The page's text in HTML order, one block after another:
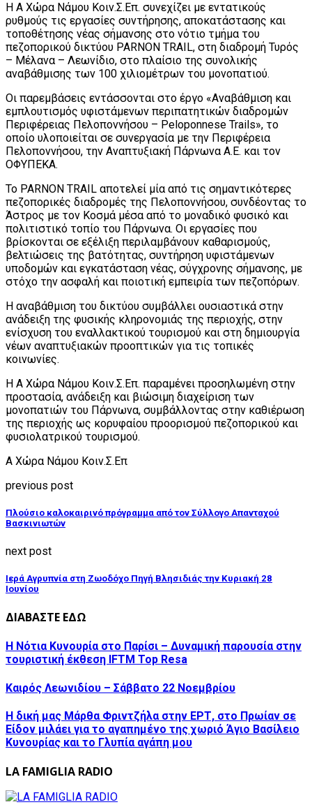
Η Α Χώρα Νάμου Κοιν.Σ.Επ. συνεχίζει με εντατικούς
ρυθμούς τις εργασίες συντήρησης, αποκατάστασης και
τοποθέτησης νέας σήμανσης στο νότιο τμήμα του
πεζοπορικού δικτύου PARNON TRAIL, στη διαδρομή Τυρός
– Μέλανα – Λεωνίδιο, στο πλαίσιο της συνολικής
αναβάθμισης των 100 χιλιομέτρων του μονοπατιού.
Οι παρεμβάσεις εντάσσονται στο έργο «Αναβάθμιση και
εμπλουτισμός υφιστάμενων περιπατητικών διαδρομών
Περιφέρειας Πελοποννήσου – Peloponnese Trails», το
οποίο υλοποιείται σε συνεργασία με την Περιφέρεια
Πελοποννήσου, την Αναπτυξιακή Πάρνωνα Α.Ε. και τον
ΟΦΥΠΕΚΑ.
Το PARNON TRAIL αποτελεί μία από τις σημαντικότερες
πεζοπορικές διαδρομές της Πελοποννήσου, συνδέοντας το
Άστρος με τον Κοσμά μέσα από το μοναδικό φυσικό και
πολιτιστικό τοπίο του Πάρνωνα. Οι εργασίες που
βρίσκονται σε εξέλιξη περιλαμβάνουν καθαρισμούς,
βελτιώσεις της βατότητας, συντήρηση υφιστάμενων
υποδομών και εγκατάσταση νέας, σύγχρονης σήμανσης, με
στόχο την ασφαλή και ποιοτική εμπειρία των πεζοπόρων.
Η αναβάθμιση του δικτύου συμβάλλει ουσιαστικά στην
ανάδειξη της φυσικής κληρονομιάς της περιοχής, στην
ενίσχυση του εναλλακτικού τουρισμού και στη δημιουργία
νέων αναπτυξιακών προοπτικών για τις τοπικές
κοινωνίες.
Η Α Χώρα Νάμου Κοιν.Σ.Επ. παραμένει προσηλωμένη στην
προστασία, ανάδειξη και βιώσιμη διαχείριση των
μονοπατιών του Πάρνωνα, συμβάλλοντας στην καθιέρωση
της περιοχής ως κορυφαίου προορισμού πεζοπορικού και
φυσιολατρικού τουρισμού.
Α Χώρα Νάμου Κοιν.Σ.Επ
previous post
Πλούσιο καλοκαιρινό πρόγραμμα από τον Σύλλογο Απανταχού
Βασκινιωτών
next post
Ιερά Αγρυπνία στη Ζωοδόχο Πηγή Βλησιδιάς την Κυριακή 28
Ιουνίου
ΔΙΑΒΑΣΤΕ ΕΔΩ
Η Νότια Κυνουρία στο Παρίσι – Δυναμική παρουσία στην
τουριστική έκθεση IFTM Top Resa
Καιρός Λεωνιδίου – Σάββατο 22 Νοεμβρίου
Η δική μας Μάρθα Φριντζήλα στην ΕΡΤ, στο Πρωίαν σε
Είδον μιλάει για το αγαπημένο της χωριό Άγιο Βασίλειο
Κυνουρίας και το Γλυπία αγάπη μου
LA FAMIGLIA RADIO